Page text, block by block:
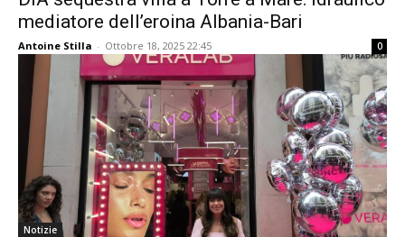
mediatore dell’eroina Albania-Bari
Antoine Stilla - Ottobre 18, 2025 22:45 0
Notizie